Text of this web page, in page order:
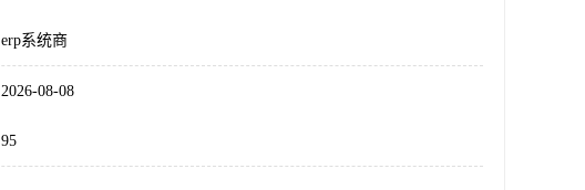
erp系统商
2026-08-08
95